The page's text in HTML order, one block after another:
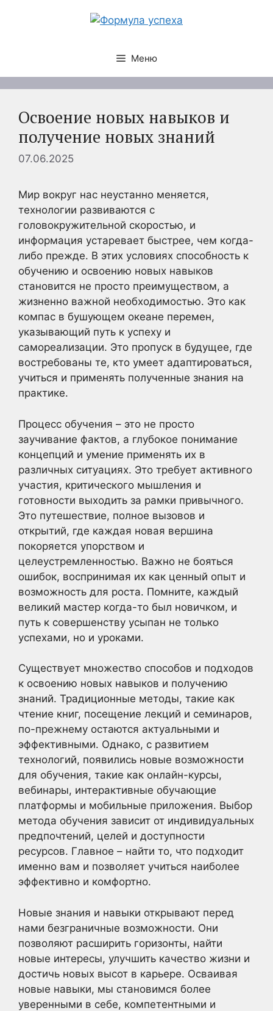
Меню
Освоение новых навыков и
получение новых знаний
07.06.2025
Мир вокруг нас неустанно меняется,
технологии развиваются с
головокружительной скоростью, и
информация устаревает быстрее, чем когда-
либо прежде. В этих условиях способность к
обучению и освоению новых навыков
становится не просто преимуществом, а
жизненно важной необходимостью. Это как
компас в бушующем океане перемен,
указывающий путь к успеху и
самореализации. Это пропуск в будущее, где
востребованы те, кто умеет адаптироваться,
учиться и применять полученные знания на
практике.
Процесс обучения – это не просто
заучивание фактов, а глубокое понимание
концепций и умение применять их в
различных ситуациях. Это требует активного
участия, критического мышления и
готовности выходить за рамки привычного.
Это путешествие, полное вызовов и
открытий, где каждая новая вершина
покоряется упорством и
целеустремленностью. Важно не бояться
ошибок, воспринимая их как ценный опыт и
возможность для роста. Помните, каждый
великий мастер когда-то был новичком, и
путь к совершенству усыпан не только
успехами, но и уроками.
Существует множество способов и подходов
к освоению новых навыков и получению
знаний. Традиционные методы, такие как
чтение книг, посещение лекций и семинаров,
по-прежнему остаются актуальными и
эффективными. Однако, с развитием
технологий, появились новые возможности
для обучения, такие как онлайн-курсы,
вебинары, интерактивные обучающие
платформы и мобильные приложения. Выбор
метода обучения зависит от индивидуальных
предпочтений, целей и доступности
ресурсов. Главное – найти то, что подходит
именно вам и позволяет учиться наиболее
эффективно и комфортно.
Новые знания и навыки открывают перед
нами безграничные возможности. Они
позволяют расширить горизонты, найти
новые интересы, улучшить качество жизни и
достичь новых высот в карьере. Осваивая
новые навыки, мы становимся более
уверенными в себе, компетентными и